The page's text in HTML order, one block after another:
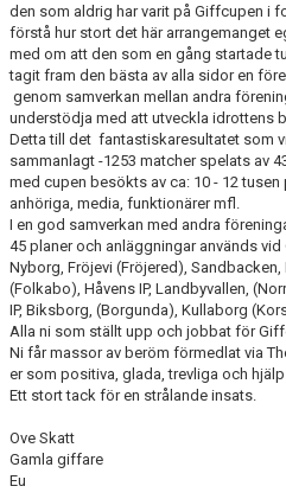
CUPER ARBETSBESKRIVNING
PLANSCHEMA
den som aldrig har varit på Giffcupen i
förstå hur stort det här arrangemanget
med om att den som en gång startade
tagit fram den bästa av alla sidor en
genom samverkan mellan andra
understödja med att utveckla idrottens
Detta till det fantastiskaresultatet som
sammanlagt -1253 matcher spelats av
med cupen besökts av ca: 10 - 12
anhöriga, media, funktionärer mfl.
I en god samverkan med andra
45 planer och anläggningar används
Nyborg, Fröjevi (Fröjered), Sandbacken,
(Folkabo), Håvens IP, Landbyvallen,
IP, Biksborg, (Borgunda), Kullaborg
Alla ni som ställt upp och jobbat för
Ni får massor av beröm förmedlat via
er som positiva, glada, trevliga och
Ett stort tack för en strålande insats.
Ove Skatt
Gamla giffare
Eu